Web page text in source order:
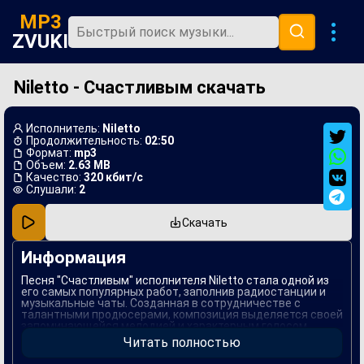
MP3
ZVUKI
Главная
Популярная
В машину
Музыка 80х
Ремиксы
Niletto - Счастливым скачать
Исполнитель: Niletto
Продолжительность: 02:50
Формат: mp3
Объем: 2.63 MB
Качество: 320 кбит/с
Слушали: 2
Скачать
Информация
Песня "Счастливым" исполнителя Niletto стала одной из
его самых популярных работ, заполнив радиостанции и
музыкальные чаты. Созданная в сотрудничестве с
талантными продюсерами, композиция выделяется своей
запоминающейся мелодией и характерным голосом
артиста, который успешно передает чувства и эмоции,
Читать полностью